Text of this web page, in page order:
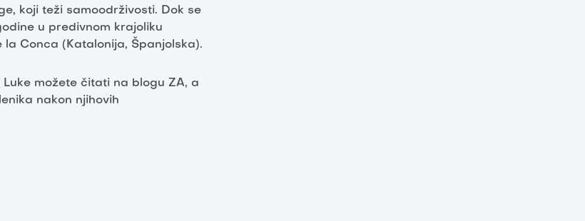
koji teži samoodrživosti. Dok se
u predivnom krajoliku
Conca (Katalonija, Španjolska).
možete čitati na blogu ZA, a
nakon njihovih